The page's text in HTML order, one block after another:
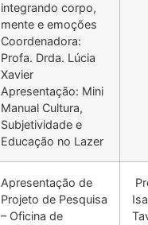
integrando corpo,
mente e emoções
Coordenadora:
Profa. Drda. Lúcia
Xavier
Apresentação: Mini
Manual Cultura,
Subjetividade e
Educação no Lazer
Apresentação de
Projeto de Pesquisa
– Oficina de